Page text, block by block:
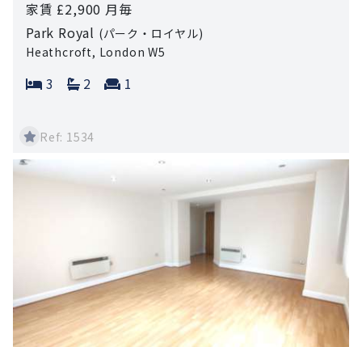
家賃 £2,900 月毎
Park Royal (パーク・ロイヤル)
Heathcroft, London W5
Bedrooms:
3 Bathrooms:
2 Reception rooms:
1
Ref: 1534